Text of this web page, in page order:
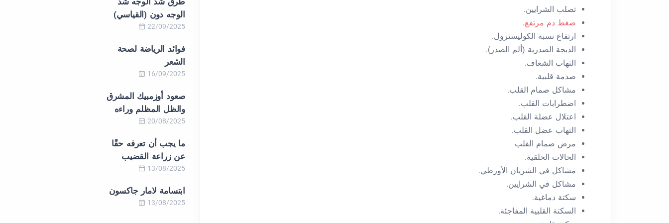
تصلب الشرايين.
ضغط دم مرتفع.
ارتفاع نسبة الكوليسترول.
الذبحة الصدرية (ألم الصدر).
التهاب الشغاف.
صدمة قلبية.
مشاكل صمام القلب.
اضطرابات القلب.
اعتلال عضلة القلب.
التهاب عضل القلب.
مرض صمام القلب
الحالات الخلقية.
مشاكل في الشريان الأورطي.
مشاكل في الشرايين.
سكتة دماغية.
السكتة القلبية المفاجئة.
الوجه دون (القياسي)
22/09/2025
فوائد الرياضة لصحة
الشعر
16/09/2025
صعود أوزمبيك المشرق
والظل المظلم وراءه
20/08/2025
ما يجب أن تعرفه حقًا
عن زراعة القضيب
13/08/2025
ابتسامة لامار جاكسون
13/08/2025